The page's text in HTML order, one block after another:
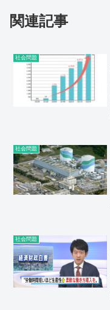
関連記事
社会問題
社会問題
社会問題